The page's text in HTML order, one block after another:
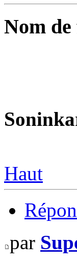
Nom
Haut
par